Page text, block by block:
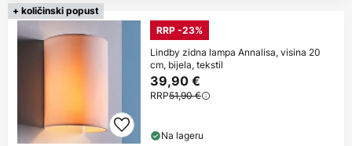
+ količinski popust
RRP -23%
Lindby zidna lampa Annalisa, visina 20
cm, bijela, tekstil
39,90 €
RRP51,90 €
Na lageru